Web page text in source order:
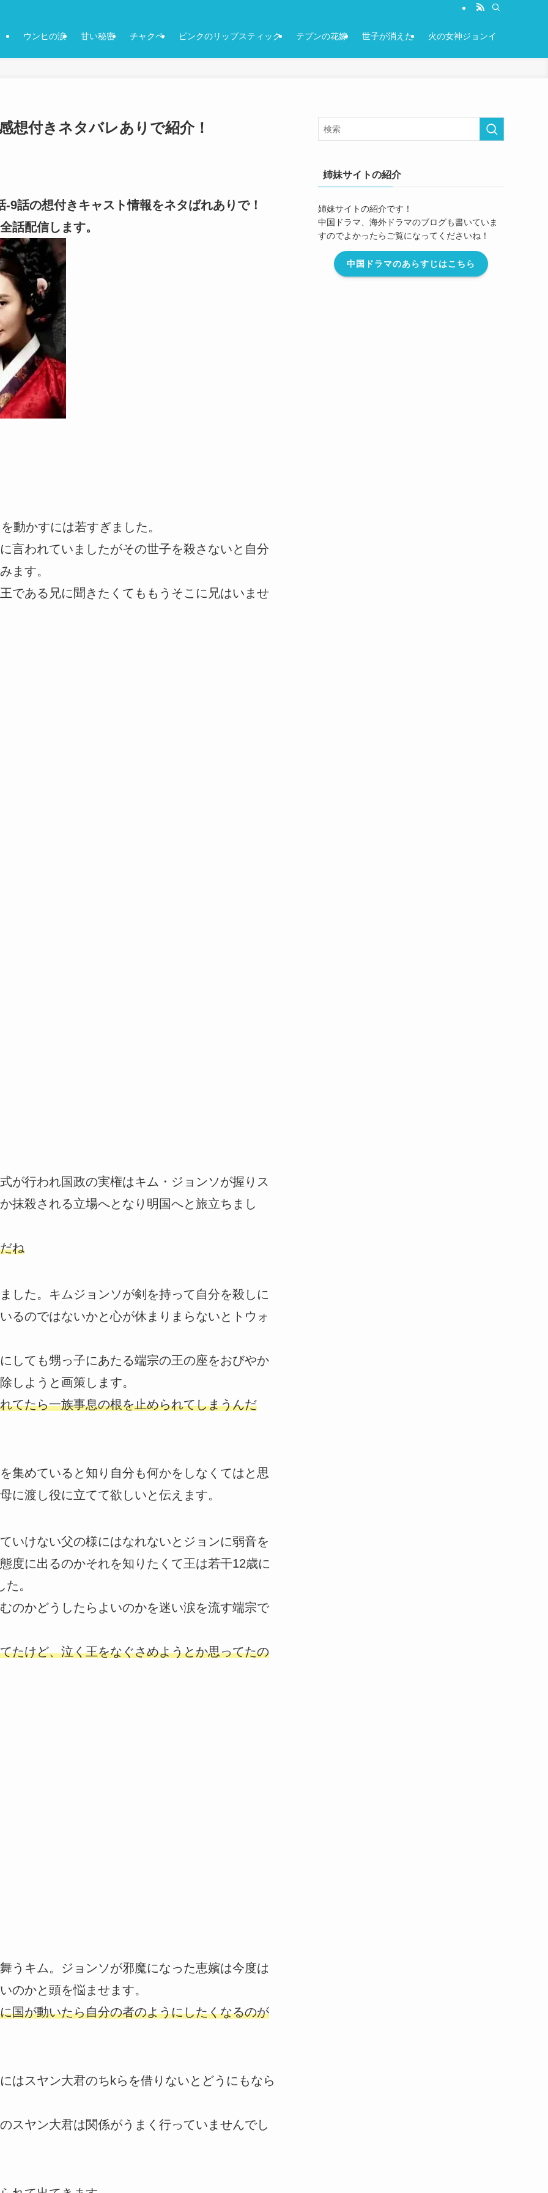
ウンヒの涙 甘い秘密 チャクペ ピンクのリップスティック テプンの花嫁 世子が消えた 火の女神ジョンイ
想付きネタバレありで紹介！
話の想付きキャスト情報をネタばれありで！
話配信します。
動かすには若すぎました。
言われていましたがその世子を殺さないと自分
ます。
である兄に聞きたくてももうそこに兄はいませ
が行われ国政の実権はキム・ジョンソが握りス
抹殺される立場へとなり明国へと旅立ちまし
ね
した。キムジョンソが剣を持って自分を殺しに
るのではないかと心が休まりまらないとトウォ
しても甥っ子にあたる端宗の王の座をおびやか
しようと画策します。
てたら一族事息の根を止められてしまうんだ
集めていると知り自分も何かをしなくてはと思
に渡し役に立てて欲しいと伝えます。
いけない父の様にはなれないとジョンに弱音を
度に出るのかそれを知りたくて王は若干12歳に
。
のかどうしたらよいのかを迷い涙を流す端宗で
たけど、泣く王をなぐさめようとか思ってたの
うキム。ジョンソが邪魔になった恵嬪は今度は
のかと頭を悩ませます。
国が動いたら自分の者のようにしたくなるのが
はスヤン大君のちkらを借りないとどうにもなら
スヤン大君は関係がうまく行っていませんでし
姉妹サイトの紹介
姉妹サイトの紹介です！
中国ドラマ、海外ドラマのブログも書いていま
すのでよかったらご覧になってくださいね！
中国ドラマのあらすじはこちら